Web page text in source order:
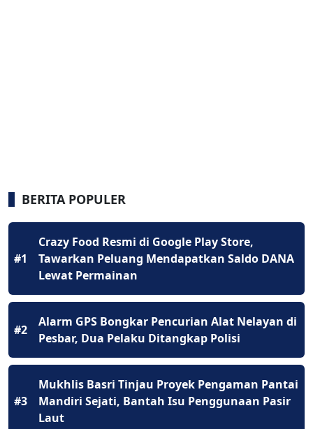
BERITA POPULER
#1
Crazy Food Resmi di Google Play Store,
Tawarkan Peluang Mendapatkan Saldo DANA
Lewat Permainan
#2
Alarm GPS Bongkar Pencurian Alat Nelayan di
Pesbar, Dua Pelaku Ditangkap Polisi
#3
Mukhlis Basri Tinjau Proyek Pengaman Pantai
Mandiri Sejati, Bantah Isu Penggunaan Pasir
Laut